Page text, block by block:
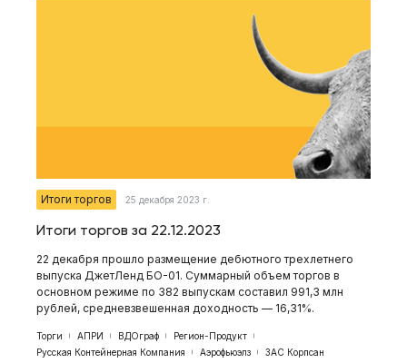
Итоги торгов 25 декабря 2023 г.
Итоги торгов за 22.12.2023
22 декабря прошло размещение дебютного трехлетнего
выпуска ДжетЛенд БО-01. Суммарный объем торгов в
основном режиме по 382 выпускам составил 991,3 млн
рублей, средневзвешенная доходность — 16,31%.
Торги АПРИ ВДОграф
Регион-Продукт
Русская Контейнерная Компания
Аэрофьюэлз ЗАС Корпсан